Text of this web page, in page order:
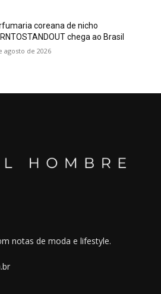
coreana de nicho
chega ao Brasil
agosto de 2026
notas de moda e lifestyle.